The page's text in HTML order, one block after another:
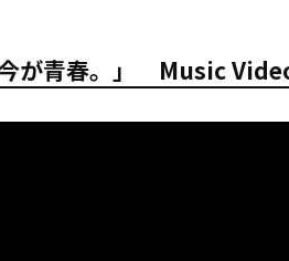
が青春。」 Music